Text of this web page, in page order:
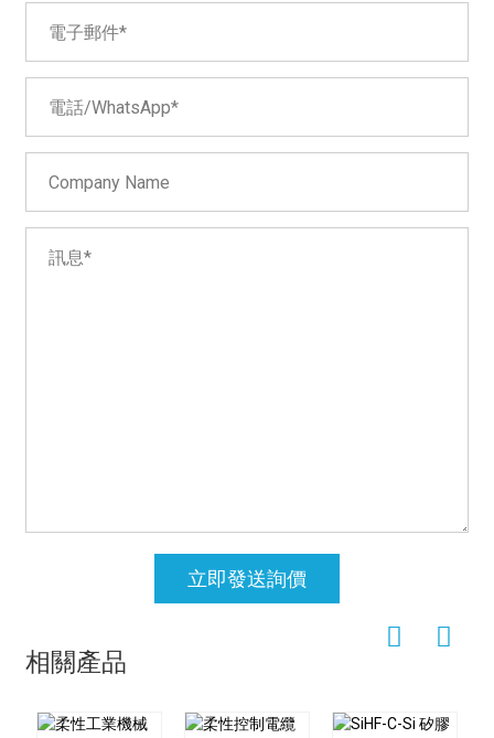
立即發送詢價
相關產品